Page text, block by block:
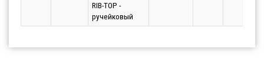
RIB-TOP -
ручейковый